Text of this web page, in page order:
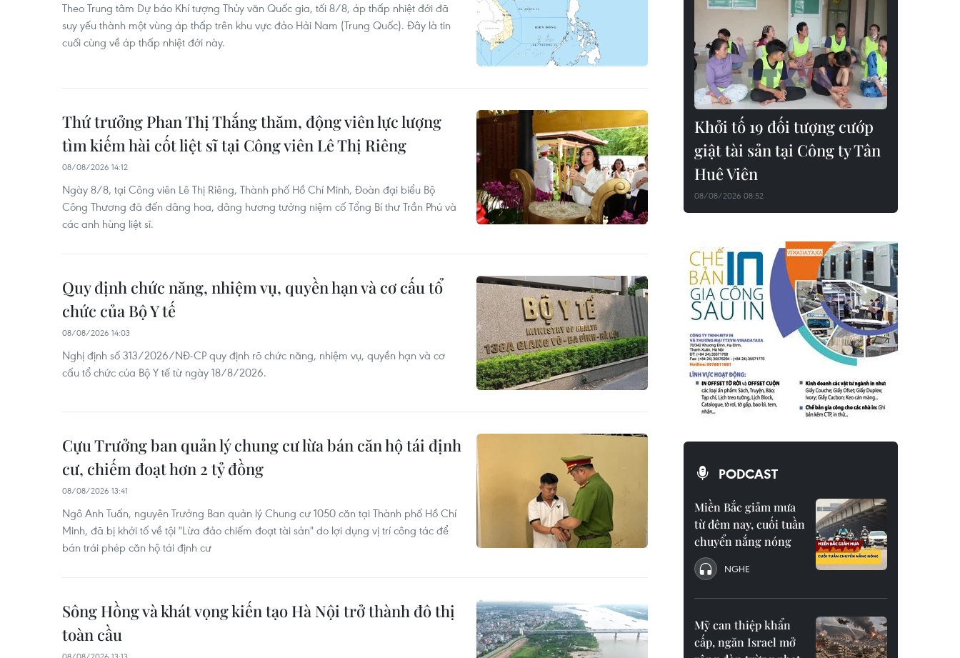
Theo Trung tâm Dự báo Khí tượng Thủy văn Quốc gia, tối 8/8, áp thấp nhiệt đới đã
suy yếu thành một vùng áp thấp trên khu vực đảo Hải Nam (Trung Quốc). Đây là tin
cuối cùng về áp thấp nhiệt đới này.
Thứ trưởng Phan Thị Thắng thăm, động viên lực lượng
tìm kiếm hài cốt liệt sĩ tại Công viên Lê Thị Riêng
08/08/2026 14:12
Ngày 8/8, tại Công viên Lê Thị Riêng, Thành phố Hồ Chí Minh, Đoàn đại biểu Bộ
Công Thương đã đến dâng hoa, dâng hương tưởng niệm cố Tổng Bí thư Trần Phú và
các anh hùng liệt sĩ.
Quy định chức năng, nhiệm vụ, quyền hạn và cơ cấu tổ
chức của Bộ Y tế
08/08/2026 14:03
Nghị định số 313/2026/NĐ-CP quy định rõ chức năng, nhiệm vụ, quyền hạn và cơ
cấu tổ chức của Bộ Y tế từ ngày 18/8/2026.
Cựu Trưởng ban quản lý chung cư lừa bán căn hộ tái định
cư, chiếm đoạt hơn 2 tỷ đồng
08/08/2026 13:41
Ngô Anh Tuấn, nguyên Trưởng Ban quản lý Chung cư 1050 căn tại Thành phố Hồ Chí
Minh, đã bị khởi tố về tội "Lừa đảo chiếm đoạt tài sản" do lợi dụng vị trí công tác để
bán trái phép căn hộ tái định cư
Sông Hồng và khát vọng kiến tạo Hà Nội trở thành đô thị
toàn cầu
Khởi tố 19 đối tượng cướp
giật tài sản tại Công ty Tân
Huê Viên
08/08/2026 08:52
PODCAST
Miền Bắc giảm mưa
từ đêm nay, cuối tuần
chuyển nắng nóng
NGHE
Mỹ can thiệp khẩn
cấp, ngăn Israel mở